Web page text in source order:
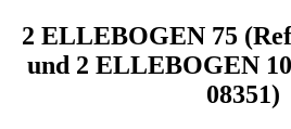
2 ELLEBOGEN 75
und 2 ELLEBOGEN
08351)